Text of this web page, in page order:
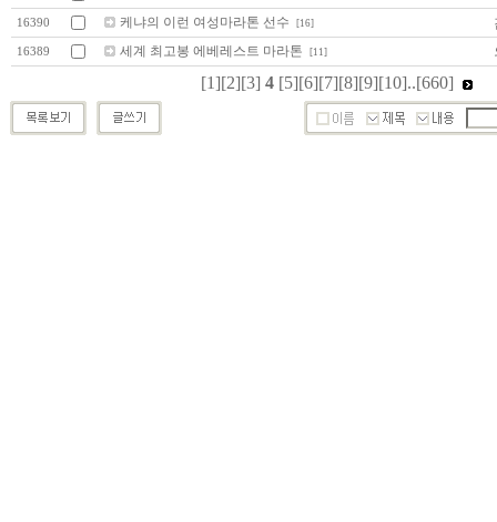
16390 케냐의 이런 여성마라톤 선수 [16]
16389 세계 최고봉 에베레스트 마라톤 [11]
[1][2][3] 4 [5][6][7][8][9][10]..[660]